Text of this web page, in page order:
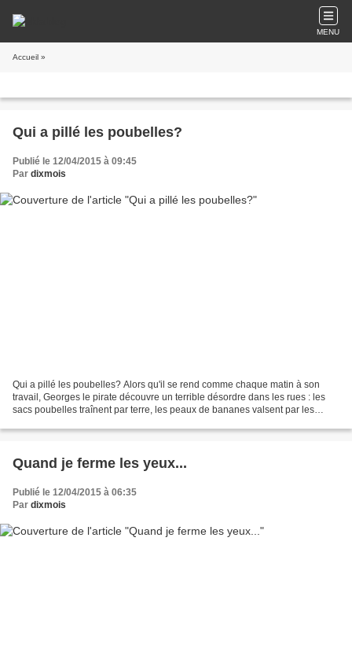
MENU
Accueil »
Qui a pillé les poubelles?
Publié le 12/04/2015 à 09:45
Par dixmois
Qui a pillé les poubelles? Alors qu'il se rend comme chaque matin à son
travail, Georges le pirate découvre un terrible désordre dans les rues : les
sacs poubelles traînent par terre, les peaux de bananes valsent par les
Quand je ferme les yeux...
Publié le 12/04/2015 à 06:35
Par dixmois